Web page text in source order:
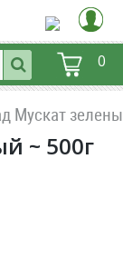
0
Мускат
~ 500г